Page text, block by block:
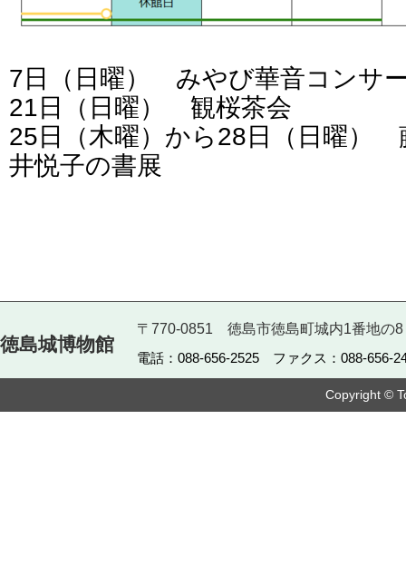
7日（日曜） みやび華音コンサ
21日（日曜） 観桜茶会
25日（木曜）から28日（日曜）
井悦子の書展
徳島城博物館
〒770-0851 徳島市徳島町城内1番地の8
電話：088-656-2525 ファクス：088-656-
Copyright ©